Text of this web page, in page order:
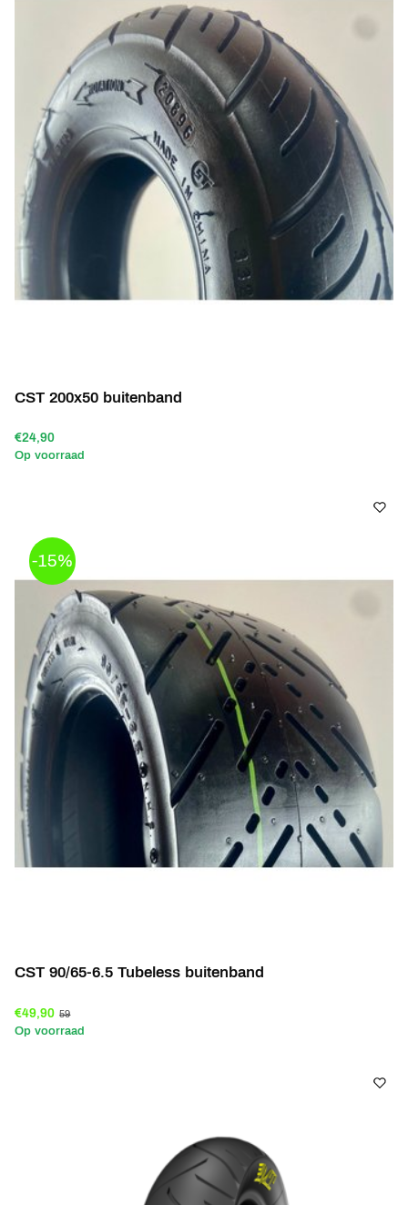
CST 200x50 buitenband
€24,90
Op voorraad
-15%
CST 90/65-6.5 Tubeless buitenband
€49,90 59
Op voorraad